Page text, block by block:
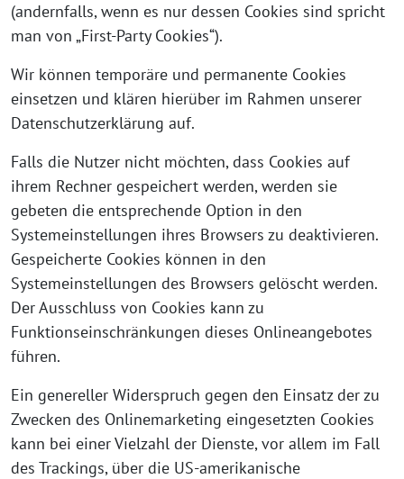
(andernfalls, wenn es nur dessen Cookies sind spricht
man von „First-Party Cookies“).
Wir können temporäre und permanente Cookies
einsetzen und klären hierüber im Rahmen unserer
Datenschutzerklärung auf.
Falls die Nutzer nicht möchten, dass Cookies auf
ihrem Rechner gespeichert werden, werden sie
gebeten die entsprechende Option in den
Systemeinstellungen ihres Browsers zu deaktivieren.
Gespeicherte Cookies können in den
Systemeinstellungen des Browsers gelöscht werden.
Der Ausschluss von Cookies kann zu
Funktionseinschränkungen dieses Onlineangebotes
führen.
Ein genereller Widerspruch gegen den Einsatz der zu
Zwecken des Onlinemarketing eingesetzten Cookies
kann bei einer Vielzahl der Dienste, vor allem im Fall
des Trackings, über die US-amerikanische